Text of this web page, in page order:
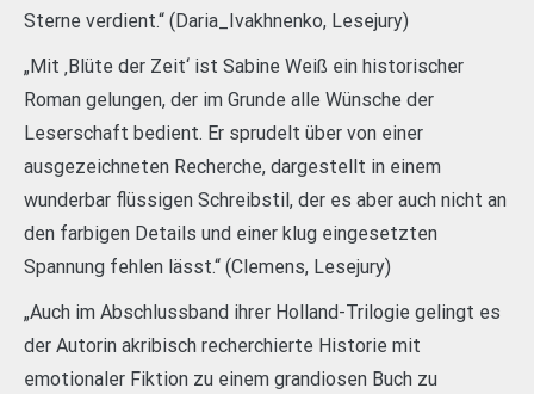
Sterne verdient.“ (Daria_Ivakhnenko, Lesejury)
„Mit ‚Blüte der Zeit‘ ist Sabine Weiß ein historischer
Roman gelungen, der im Grunde alle Wünsche der
Leserschaft bedient. Er sprudelt über von einer
ausgezeichneten Recherche, dargestellt in einem
wunderbar flüssigen Schreibstil, der es aber auch nicht an
den farbigen Details und einer klug eingesetzten
Spannung fehlen lässt.“ (Clemens, Lesejury)
„Auch im Abschlussband ihrer Holland-Trilogie gelingt es
der Autorin akribisch recherchierte Historie mit
emotionaler Fiktion zu einem grandiosen Buch zu